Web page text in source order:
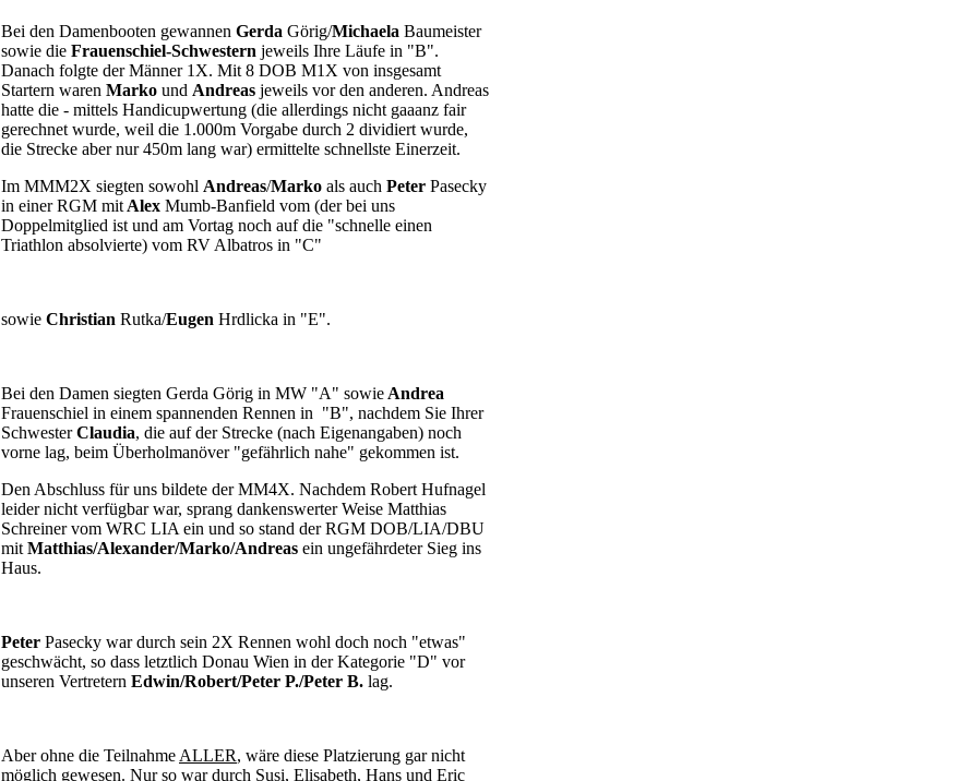
Bei den Damenbooten gewannen Gerda Görig/Michaela Baumeister
sowie die Frauenschiel-Schwestern jeweils Ihre Läufe in "B".
Danach folgte der Männer 1X. Mit 8 DOB M1X von insgesamt
Startern waren Marko und Andreas jeweils vor den anderen. Andreas
hatte die - mittels Handicupwertung (die allerdings nicht gaaanz fair
gerechnet wurde, weil die 1.000m Vorgabe durch 2 dividiert wurde,
die Strecke aber nur 450m lang war) ermittelte schnellste Einerzeit.
Im MMM2X siegten sowohl Andreas/Marko als auch Peter Pasecky
in einer RGM mit Alex Mumb-Banfield vom (der bei uns
Doppelmitglied ist und am Vortag noch auf die "schnelle einen
Triathlon absolvierte) vom RV Albatros in "C"
sowie Christian Rutka/Eugen Hrdlicka in "E".
Bei den Damen siegten Gerda Görig in MW "A" sowie Andrea
Frauenschiel in einem spannenden Rennen in "B", nachdem Sie Ihrer
SchwesterClaudia, die auf der Strecke (nach Eigenangaben) noch
vorne lag, beim Überholmanöver "gefährlich nahe" gekommen ist.
Den Abschluss für uns bildete der MM4X. Nachdem Robert Hufnagel
leider nicht verfügbar war, sprang dankenswerter Weise Matthias
Schreiner vom WRC LIA ein und so stand der RGM DOB/LIA/DBU
mit Matthias/Alexander/Marko/Andreas ein ungefährdeter Sieg ins
Haus.
Peter Pasecky war durch sein 2X Rennen wohl doch noch "etwas"
geschwächt, so dass letztlich Donau Wien in der Kategorie "D" vor
unseren Vertretern Edwin/Robert/Peter P./Peter B. lag.
Aber ohne die Teilnahme ALLER, wäre diese Platzierung gar nicht
möglich gewesen. Nur so war durch Susi, Elisabeth, Hans und Eric